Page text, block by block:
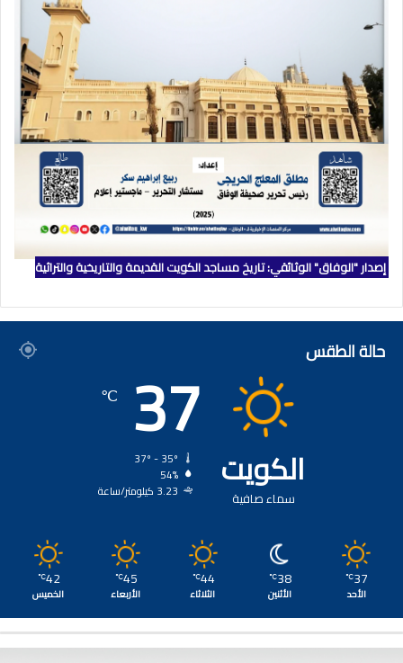
إصدار "الوفاق" الوثائقي: تاريخ مساجد الكويت القديمة والتاريخية والتراثية
حالة الطقس
الكويت
سماء صافية
37
℃
54%
3.23 كيلومتر/ساعة
37
℃
الأحد
38
℃
الأثنين
44
℃
الثلاثاء
45
℃
الأربعاء
42
℃
الخميس